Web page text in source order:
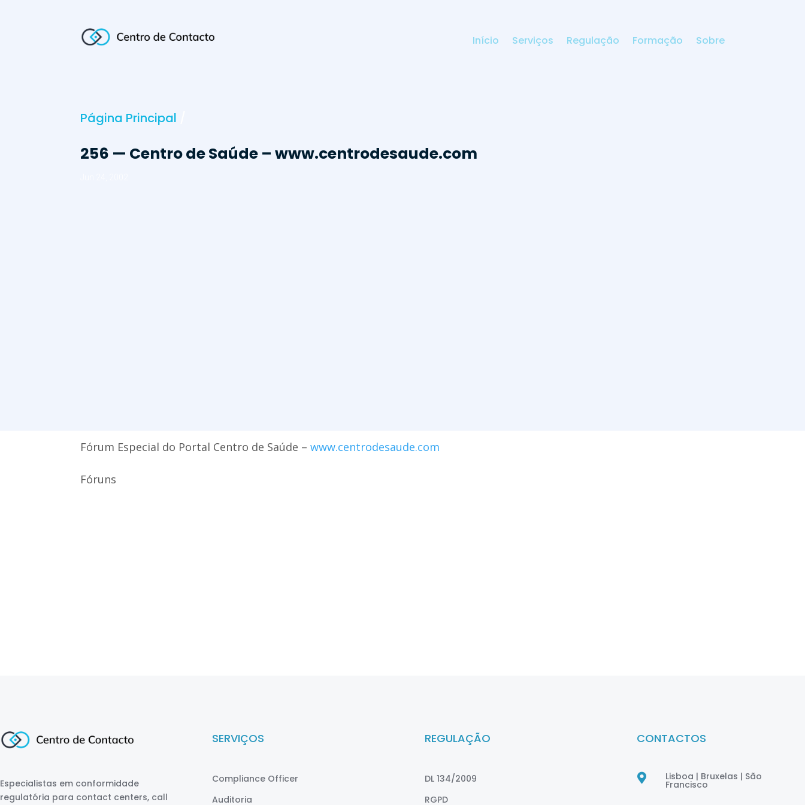
Início Serviços Regulação Formação Sobre
Página Principal
256 — Centro de Saúde – www.centrodesaude.com
Fórum Especial do Portal Centro de Saúde –www.centrodesaude.com
Fóruns
Especialistas em conformidade
regulatória para contact centers, call
SERVIÇOS
Compliance Officer
Auditoria
REGULAÇÃO
DL 134/2009
RGPD
CONTACTOS
 Lisboa | Bruxelas | São
Francisco